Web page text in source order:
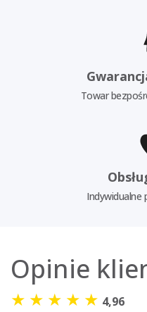
Towar
Indywidualne
Opinie
★ ★ ★ ★ ★ 4,96